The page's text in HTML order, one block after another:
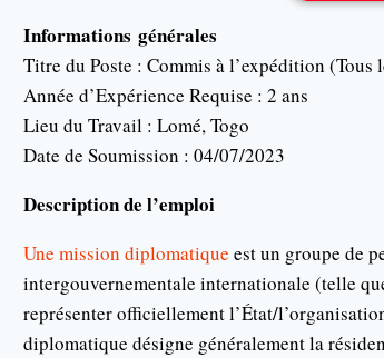
Informations générales
Titre du Poste : Commis à l’expédition (Tous
Année d’Expérience Requise : 2 ans
Lieu du Travail : Lomé, Togo
Date de Soumission : 04/07/2023
Description de l’emploi
Une mission diplomatique est un groupe de
intergouvernementale internationale (telle
représenter officiellement l’État/
diplomatique désigne généralement la